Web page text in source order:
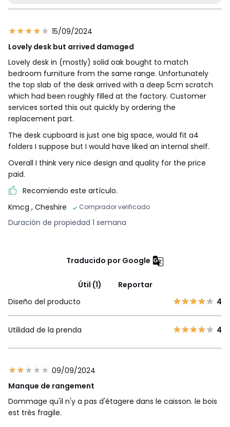
15/09/2024
Lovely desk but arrived damaged
Lovely desk in (mostly) solid oak bought to match
bedroom furniture from the same range. Unfortunately
the top slab of the desk arrived with a deep 5cm scratch
which had been roughly filled at the factory. Customer
services sorted this out quickly by ordering the
replacement part.
The desk cupboard is just one big space, would fit a4
folders I suppose but I would have liked an internal shelf.
Overall I think very nice design and quality for the price
paid.
Recomiendo este artículo.
Kmcg , Cheshire Comprador verificado
Duración de propiedad 1 semana
Traducido por Google
Útil (1)
Reportar
Diseño del producto
4
Utilidad de la prenda 4
09/09/2024
Manque de rangement
Dommage qu'il n'y a pas d'étagere dans le caisson. le bois
est très fragile.